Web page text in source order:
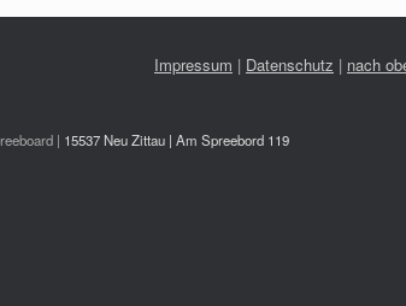
Impressum | Datenschutz | nach
| 15537 Neu Zittau | Am Spreebord 119